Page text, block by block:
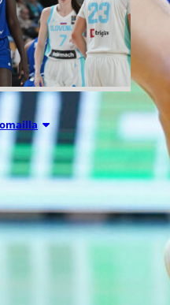
nousi
voittoon